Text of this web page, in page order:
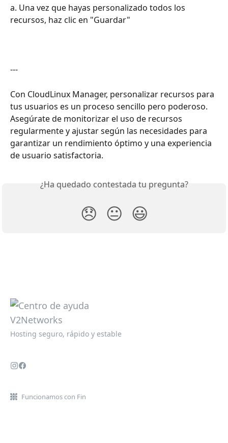
a. Una vez que hayas personalizado todos los
recursos, haz clic en "Guardar"
---
Con CloudLinux Manager, personalizar recursos para
tus usuarios es un proceso sencillo pero poderoso.
Asegúrate de monitorizar el uso de recursos
regularmente y ajustar según las necesidades para
garantizar un rendimiento óptimo y una experiencia
de usuario satisfactoria.
¿Ha quedado contestada tu pregunta?
😞 😐 😃
Hosting seguro, rápido y estable
Funcionamos con Fin